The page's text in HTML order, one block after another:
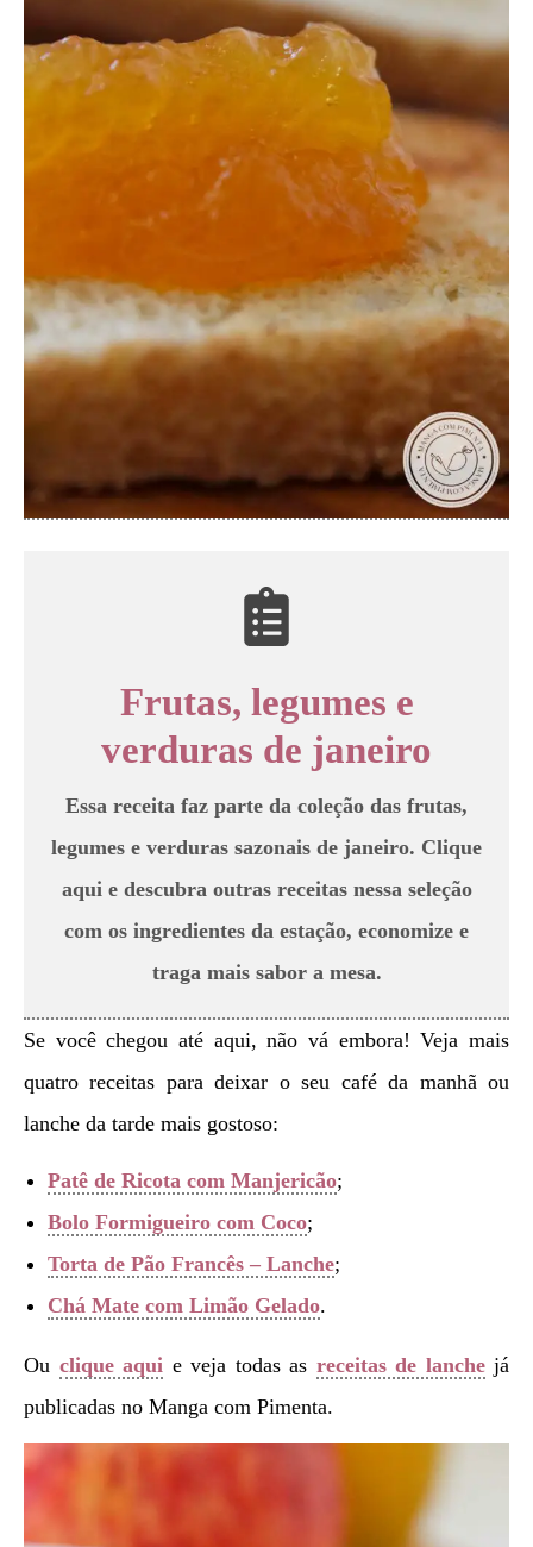
Frutas, legumes e
verduras de janeiro
Essa receita faz parte da coleção das frutas,
legumes e verduras sazonais de janeiro. Clique
aqui e descubra outras receitas nessa seleção
com os ingredientes da estação, economize e
traga mais sabor a mesa.
Se você chegou até aqui, não vá embora! Veja mais
quatro receitas para deixar o seu café da manhã ou
lanche da tarde mais gostoso:
Patê de Ricota com Manjericão;
Bolo Formigueiro com Coco;
Torta de Pão Francês – Lanche;
Chá Mate com Limão Gelado.
Ou clique aqui e veja todas as receitas de lanchejá
publicadas no Manga com Pimenta.